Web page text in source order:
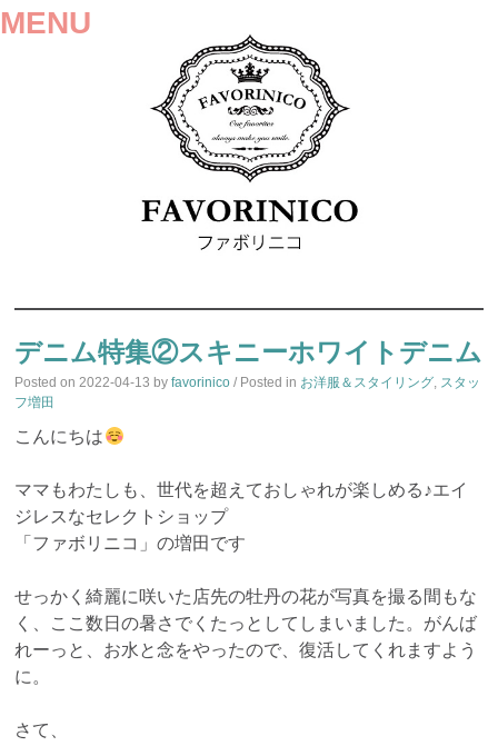
MENU
TO
CONTENT
デニム特集②スキニーホワイトデニム
Posted on2022-04-13 byfavorinico / Posted in お洋服＆スタイリング, スタッ
フ増田
こんにちは
ママもわたしも、世代を超えておしゃれが楽しめる♪エイ
ジレスなセレクトショップ
「ファボリニコ」の増田です
せっかく綺麗に咲いた店先の牡丹の花が写真を撮る間もな
く、ここ数日の暑さでくたっとしてしまいました。がんば
れーっと、お水と念をやったので、復活してくれますよう
に。
さて、